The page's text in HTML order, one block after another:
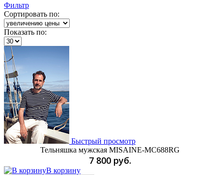
Фильтр
Сортировать по:
Показать по:
Быстрый просмотр
Тельняшка мужская MISAINE-MC688RG
7 800 руб.
В корзину